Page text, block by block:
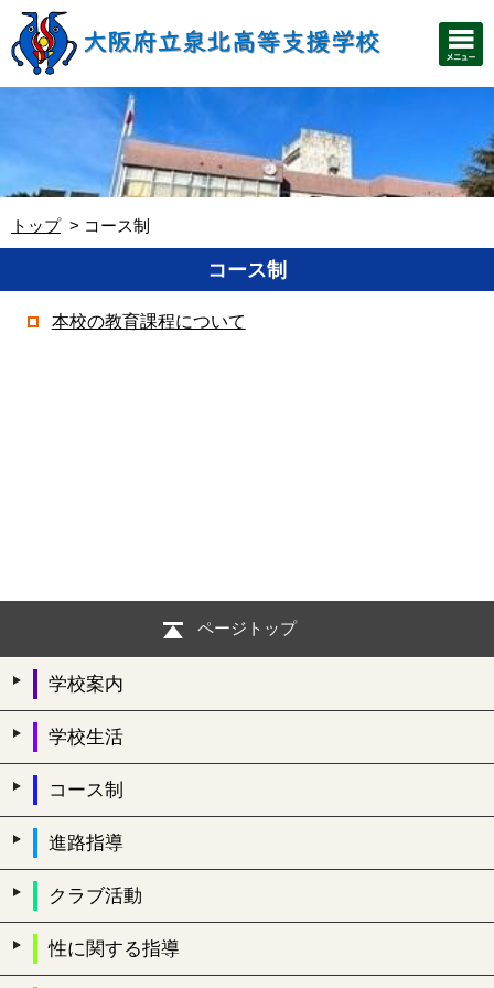
トップ コース制
コース制
本校の教育課程について
ページトップ
学校案内
学校生活
コース制
進路指導
クラブ活動
性に関する指導